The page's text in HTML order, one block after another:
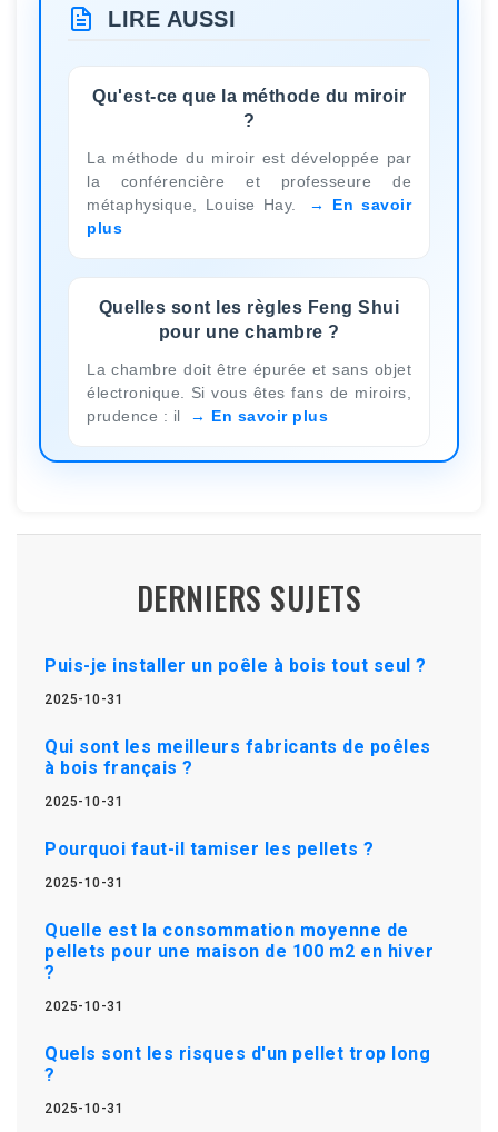
LIRE AUSSI
Qu'est-ce que la méthode du miroir
?
La méthode du miroir est développée par
la conférencière et professeure de
métaphysique, Louise Hay.
En savoir
plus
Quelles sont les règles Feng Shui
pour une chambre ?
La chambre doit être épurée et sans objet
électronique. Si vous êtes fans de miroirs,
prudence : il
En savoir plus
DERNIERS SUJETS
Puis-je installer un poêle à bois tout seul ?
2025-10-31
Qui sont les meilleurs fabricants de poêles
à bois français ?
2025-10-31
Pourquoi faut-il tamiser les pellets ?
2025-10-31
Quelle est la consommation moyenne de
pellets pour une maison de 100 m2 en hiver
?
2025-10-31
Quels sont les risques d'un pellet trop long
?
2025-10-31